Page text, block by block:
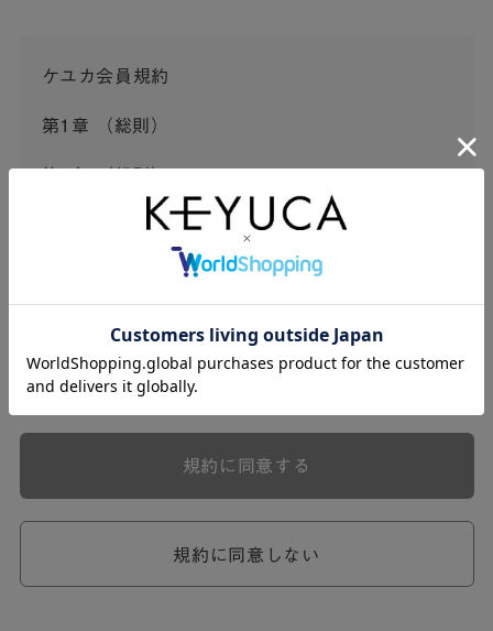
ケユカ会員規約
第1章 （総則）
この会員規約（以下「本規約」といいます。）は、河淳株
式会社ケユカ事業部（以下「弊社」といいます。）が提供
する一連のサービスに関し、弊社が次条の定めに従い入会
本規約は、会員と弊社との間のサービスの利用に関わる一
切の関係に適用されるものとします。
弊社が一連のサービスを提供するにあたり、本規約のほ
ら個別規定はその名称のいかんに関わらず、本規約の一部
めが優先されるものとします。
規約に同意しない
規約に同意する